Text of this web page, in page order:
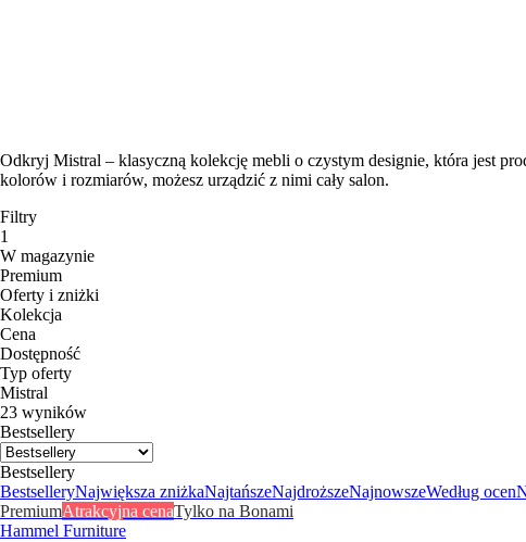
Odkryj Mistral – klasyczną kolekcję mebli o czystym designie, która jest
kolorów i rozmiarów, możesz urządzić z nimi cały salon.
Filtry
1
W magazynie
Premium
Oferty i zniżki
Kolekcja
Cena
Dostępność
Typ oferty
Mistral
23 wyników
Bestsellery
Bestsellery
BestselleryNajwiększa zniżkaNajtańszeNajdroższeNajnowszeWedług ocen
PremiumAtrakcyjna cenaTylko na Bonami
Hammel Furniture